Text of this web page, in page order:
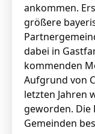
ankommen.
größere
dabei in
kommenden
Aufgrund von
letzten Jahren
geworden. Die
Gemeinden